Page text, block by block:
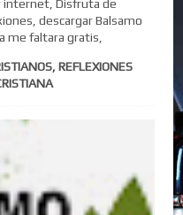
internet, Disfruta de
descargar Balsamo
me faltara gratis,
REFLEXIONES